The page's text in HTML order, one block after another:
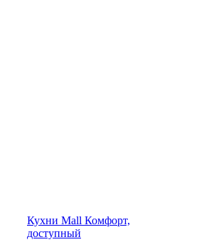
Кухни Mall Комфорт,
доступный